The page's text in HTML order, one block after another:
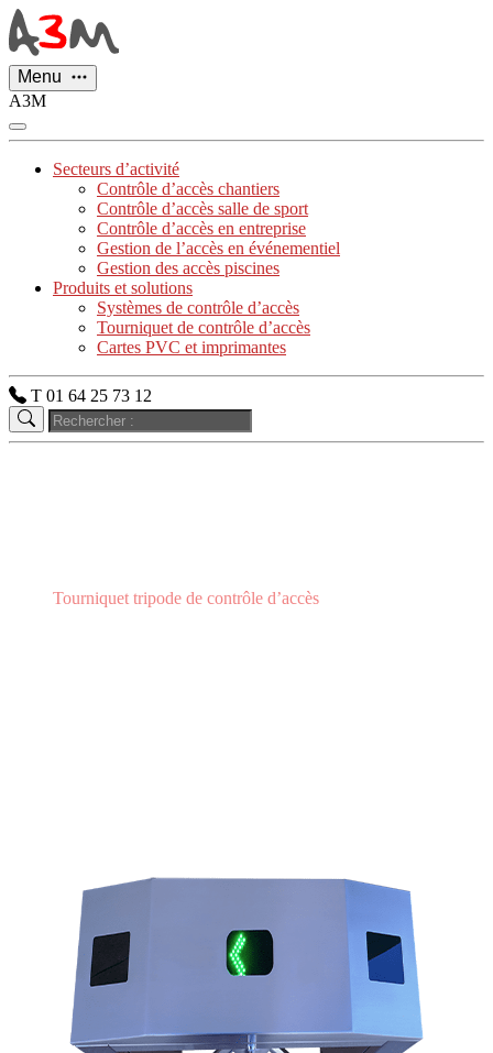
Menu
A3M
Secteurs d’activité
Contrôle d’accès chantiers
Contrôle d’accès salle de sport
Contrôle d’accès en entreprise
Gestion de l’accès en événementiel
Gestion des accès piscines
Produits et solutions
Systèmes de contrôle d’accès
Tourniquet de contrôle d’accès
Cartes PVC et imprimantes
T 01 64 25 73 12
Tourniquet tripode de contrôle d’accès
Panneau de gestion des cookies